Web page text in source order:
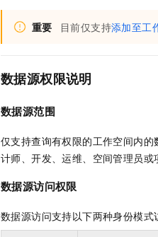
重要 目前仅支持添加至工
数据源权限说明
数据源范围
仅支持查询有权限的工作空间内
计师、开发、运维、空间管理员或
数据源访问权限
数据源访问支持以下两种身份模式